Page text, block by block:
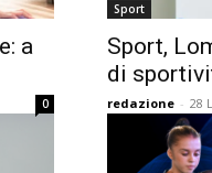
a
0
Sport
Sport,
di
redazione - 28